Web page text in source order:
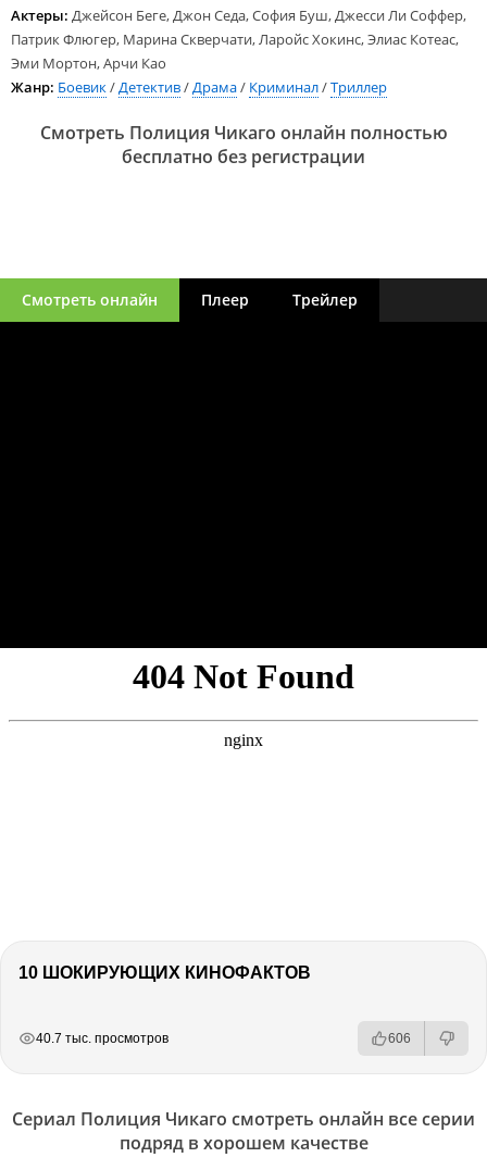
Актеры: Джейсон Беге, Джон Седа, София Буш, Джесси Ли Соффер,
Патрик Флюгер, Марина Скверчати, Ларойс Хокинс, Элиас Котеас,
Эми Мортон, Арчи Као
Жанр: Боевик/Детектив/Драма/ Криминал/Триллер
Смотреть Полиция Чикаго онлайн полностью
бесплатно без регистрации
Смотреть онлайн Плеер Трейлер
10 ШОКИРУЮЩИХ КИНОФАКТОВ
40.7 тыс. просмотров 606
Сериал Полиция Чикаго смотреть онлайн все серии
подряд в хорошем качестве